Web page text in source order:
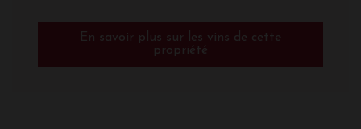
En savoir plus sur les vins de cette
propriété